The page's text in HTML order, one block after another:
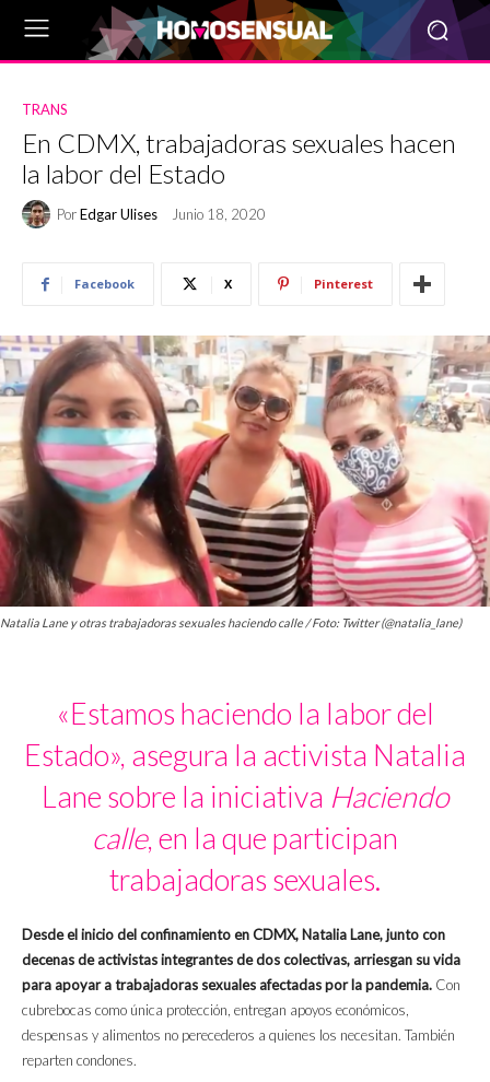
TRANS
En CDMX, trabajadoras sexuales hacen
la labor del Estado
PorEdgar Ulises Junio 18, 2020
Facebook X Pinterest
Natalia Lane y otras trabajadoras sexuales haciendo calle / Foto: Twitter (@natalia_lane)
«Estamos haciendo la labor del
Estado», asegura la activista Natalia
Lane sobre la iniciativa Haciendo
calle, en la que participan
trabajadoras sexuales.
Desde el inicio del confinamiento en CDMX, Natalia Lane, junto con
decenas de activistas integrantes de dos colectivas, arriesgan su vida
para apoyar a trabajadoras sexuales afectadas por la pandemia. Con
cubrebocas como única protección, entregan apoyos económicos,
despensas y alimentos no perecederos a quienes los necesitan. También
reparten condones.